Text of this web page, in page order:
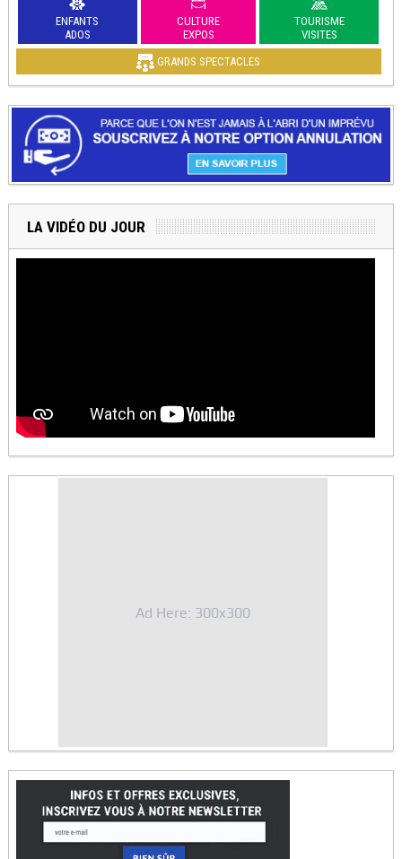
ENFANTS
ADOS
CULTURE
EXPOS
TOURISME
VISITES
GRANDS SPECTACLES
LA VIDÉO DU JOUR
Ad Here: 300x300